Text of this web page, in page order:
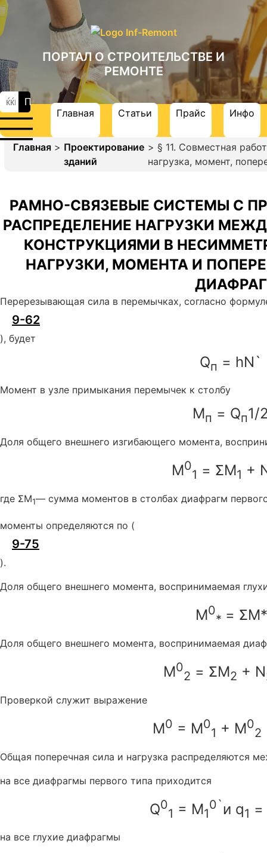
ПОРТАЛ О СТРОИТЕЛЬСТВЕ И
РЕМОНТЕ
Главная Статьи Прайс Инфо
Главная > Проектирование
зданий
> § 11. Совместная
нагрузка, момент,
РАМНО-СВЯЗЕВЫЕ СИСТЕМЫ С
РАСПРЕДЕЛЕНИЕ НАГРУЗКИ
КОНСТРУКЦИЯМИ В
НАГРУЗКИ, МОМЕНТА И
Перерезывающая сила в перемычках, согласно
9-62
), будет
Qп = hN`
Момент в узле примыкания перемычек к столбу
Mп = Qп1/
Доля общего внешнего изгибающего момента,
M0
1 = ΣM1 +
где ΣM1— сумма моментов в столбах диафрагм
моменты определяются по (
9-75
).
Доля общего внешнего момента, воспринимаемая
M0
* =
Доля общего внешнего момента, воспринимаемая
M0
2 = ΣM2 + N
Проверкой служит выражение
M0 = M0
1 + M0
2
Общая поперечная сила и нагрузка распределяются
на все диафрагмы первого типа приходится
Q0
1 = M1
0`и q1 =
на все глухие диафрагмы